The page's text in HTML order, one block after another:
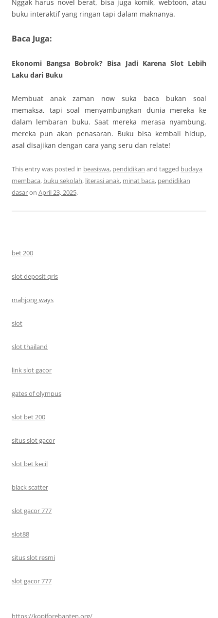
Nggak harus novel berat, bisa juga komik, webtoon, atau
buku interaktif yang ringan tapi dalam maknanya.
Baca Juga:
Ekonomi Bangsa Bobrok? Bisa Jadi Karena Slot Lebih
Laku dari Buku
Membuat anak zaman now suka baca bukan soal
memaksa, tapi soal menyambungkan dunia mereka ke
dalam lembaran buku. Saat mereka merasa nyambung,
mereka pun akan penasaran. Buku bisa kembali hidup,
asal disajikan dengan cara yang seru dan relate!
This entry was posted in beasiswa, pendidikan and tagged budaya
membaca, buku sekolah, literasi anak, minat baca, pendidikan
dasaron April 23, 2025.
bet 200
slot deposit qris
mahjong ways
slot
slot thailand
link slot gacor
gates of olympus
slot bet 200
situs slot gacor
slot bet kecil
black scatter
slot gacor 777
slot88
situs slot resmi
slot gacor 777
https://kopiforebanten.org/